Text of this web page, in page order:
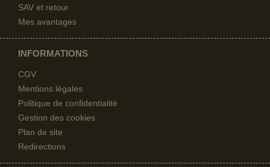
SAV et retour
Mes avantages
INFORMATIONS
CGV
Mentions légales
Politique de confidentialité
Gestion des cookies
Plan de site
Redirections